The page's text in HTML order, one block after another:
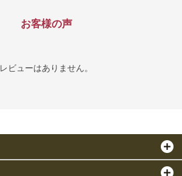
お客様の声
レビューはありません。